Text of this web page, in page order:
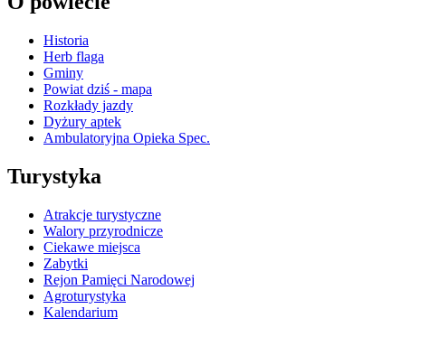
Historia
Herb flaga
Gminy
Powiat dziś - mapa
Rozkłady jazdy
Dyżury aptek
Ambulatoryjna Opieka Spec.
Turystyka
Atrakcje turystyczne
Walory przyrodnicze
Ciekawe miejsca
Zabytki
Rejon Pamięci Narodowej
Agroturystyka
Kalendarium